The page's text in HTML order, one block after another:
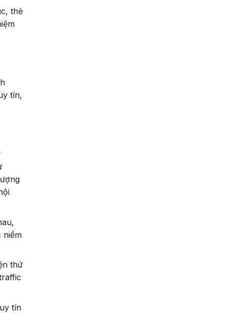
thẻ
tín,
niềm
thứ
tín